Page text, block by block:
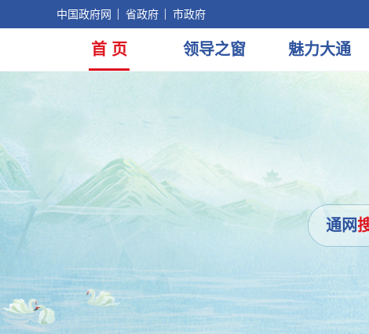
中国政府网 省政府 市政府
首 页 领导之窗 魅力大通
通网